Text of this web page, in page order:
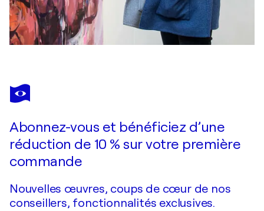
Abonnez-vous et bénéficiez d’une
réduction de 10 % sur votre première
commande
Nouvelles œuvres, coups de cœur de nos
conseillers, fonctionnalités exclusives.